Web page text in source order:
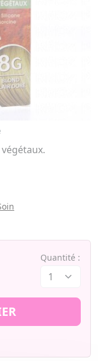
Quantité :